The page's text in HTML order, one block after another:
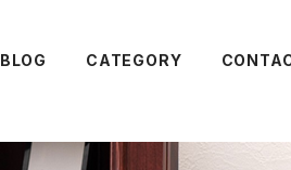
BLOG CATEGORY